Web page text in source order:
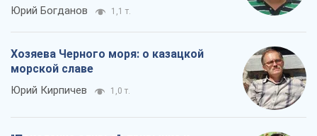
Юрий Богданов 1,1 т.
Хозяева Черного моря: о казацкой
морской славе
Юрий Кирпичев 1,0 т.